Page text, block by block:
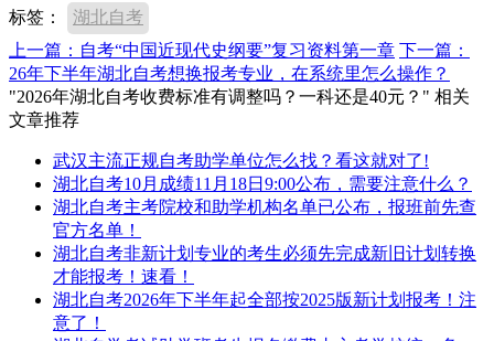
标签：
湖北自考
上一篇：自考“中国近现代史纲要”复习资料第一章 下一篇：
26年下半年湖北自考想换报考专业，在系统里怎么操作？
"2026年湖北自考收费标准有调整吗？一科还是40元？" 相关
文章推荐
武汉主流正规自考助学单位怎么找？看这就对了!
湖北自考10月成绩11月18日9:00公布，需要注意什么？
湖北自考主考院校和助学机构名单已公布，报班前先查
官方名单！
湖北自考非新计划专业的考生必须先完成新旧计划转换
才能报考！速看！
湖北自考2026年下半年起全部按2025版新计划报考！注
意了！